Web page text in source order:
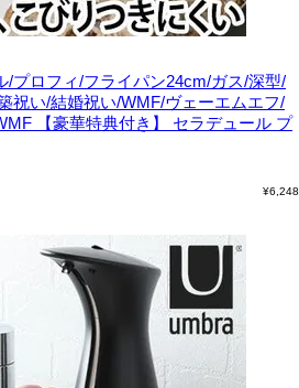
/プロフィ/フライパン24cm/ガス/深型/
祝い/結婚祝い/WMF/ヴェーエムエフ/
【豪華特典付き】 セラデュール プ
¥6,248